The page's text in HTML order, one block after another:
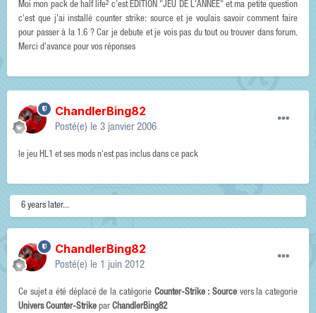
Moi mon pack de half life² c'est EDITION "JEU DE L'ANNEE" et ma petite question
c'est que j'ai installé counter strike: source et je voulais savoir comment faire
pour passer à la 1.6 ? Car je debute et je vois pas du tout ou trouver dans forum.
Merci d'avance pour vos réponses
ChandlerBing82
Posté(e) le 3 janvier 2006
le jeu HL1 et ses mods n'est pas inclus dans ce pack
6 years later...
ChandlerBing82
Posté(e) le 1 juin 2012
Ce sujet a été déplacé de la catégorie Counter-Strike : Sourcevers la categorie
Univers Counter-Strike par ChandlerBing82